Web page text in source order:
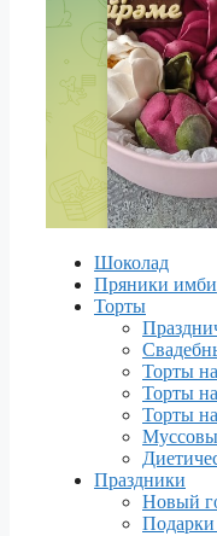
Шоколад
Пряники
Торты
Торты
Торты
Торты
Праздники
Новый
Подарки